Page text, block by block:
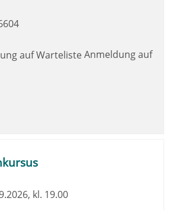
Anmeldung auf
kl. 19.00